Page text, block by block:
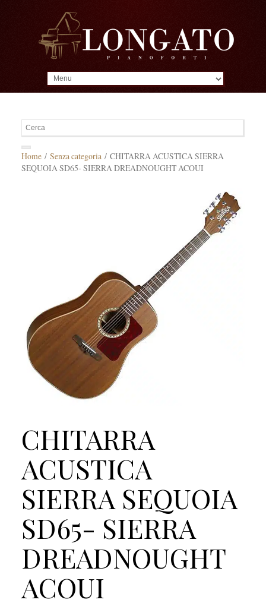
Home/ Senza categoria/ CHITARRA ACUSTICA SIERRA
SEQUOIA SD65- SIERRA DREADNOUGHT ACOUI
CHITARRA
ACUSTICA
SIERRA SEQUOIA
SD65- SIERRA
DREADNOUGHT
ACOUI